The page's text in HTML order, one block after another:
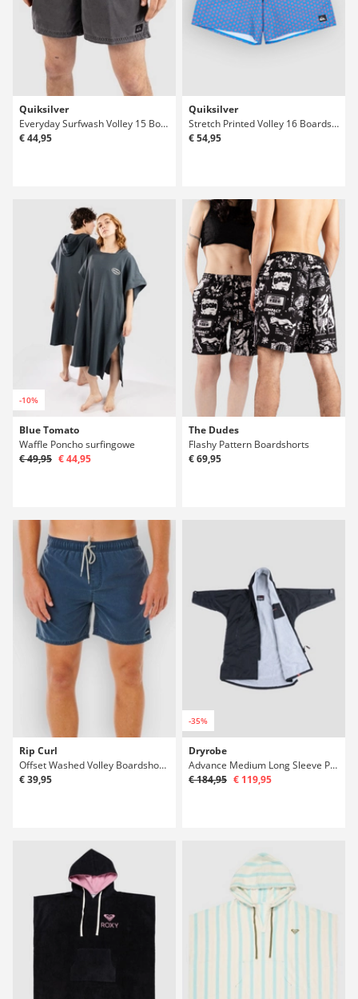
Quiksilver
Everyday Surfwash Volley 15 Boardshorts
€ 44,95
Quiksilver
Stretch Printed Volley 16 Boardshorts
€ 54,95
-10%
Blue Tomato
Waffle Poncho surfingowe
€ 49,95 € 44,95
The Dudes
Flashy Pattern Boardshorts
€ 69,95
Rip Curl
Offset Washed Volley Boardshorts
€ 39,95
-35%
Dryrobe
Advance Medium Long Sleeve Poncho surfingowe
€ 184,95 € 119,95